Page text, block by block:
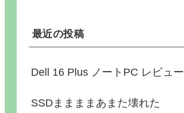
最近の投稿
Dell 16 Plus ノートPC レビュー
SSDままままあまた壊れた